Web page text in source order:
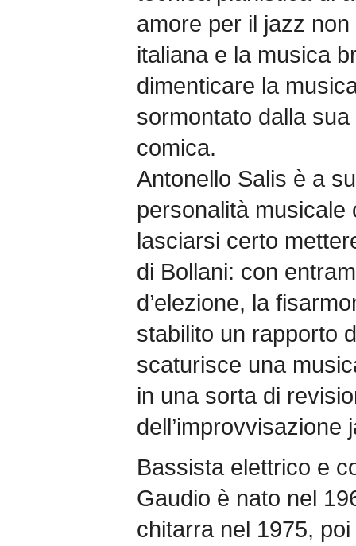
amore per il jazz
italiana e la musica
dimenticare la
sormontato dalla
comica.
Antonello Salis è a
personalità
lasciarsi certo
di Bollani: con
d’elezione, la
stabilito un rapporto
scaturisce una
in una sorta di
dell’improvvisazione
Bassista elettrico e
Gaudio è nato nel
chitarra nel 1975,